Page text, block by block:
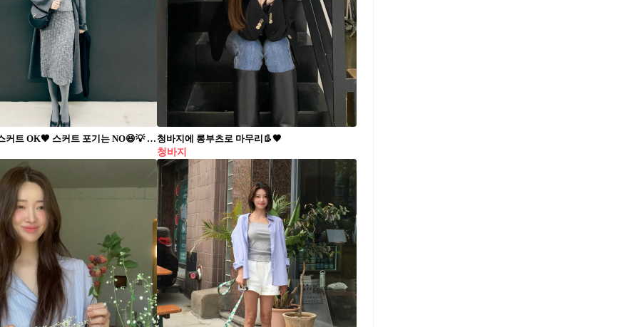
겨울에도 스커트 OK🖤 스커트 포기는 NO😆💡 추위 걱정은 타이즈가 맡을게 청바지에 롱부츠로 마무리👢🖤
청바지